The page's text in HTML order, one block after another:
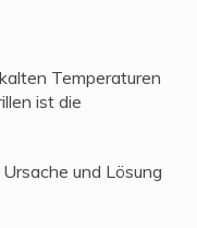
Temperaturen
ist die